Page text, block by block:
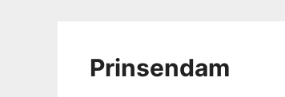
Prinsendam